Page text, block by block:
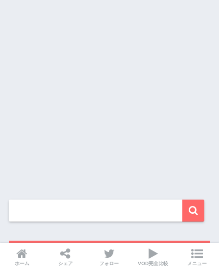
動画配信数ランキング
ホーム シェア フォロー VOD完全比較 メニュー